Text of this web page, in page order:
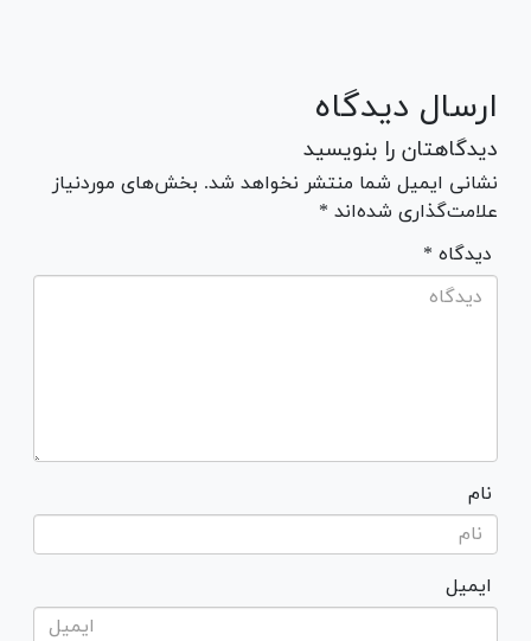
ارسال دیدگاه
دیدگاهتان را بنویسید
نشانی ایمیل شما منتشر نخواهد شد. بخش‌های موردنیاز
علامت‌گذاری شده‌اند *
* دیدگاه
نام
ایمیل